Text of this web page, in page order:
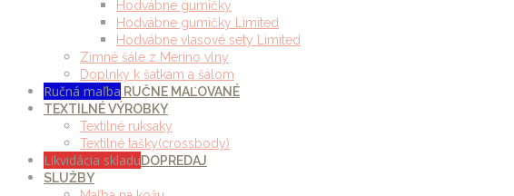
Hodvábne gumičky
Hodvábne gumičky Limited
Hodvábne vlasové sety Limited
Zimné šále z Merino vlny
Doplnky k šatkám a šálom
Ručná maľba RUČNE MAĽOVANÉ
TEXTILNÉ VÝROBKY
Textilné ruksaky
Textilné tašky(crossbody)
Likvidácia skladuDOPREDAJ
SLUŽBY